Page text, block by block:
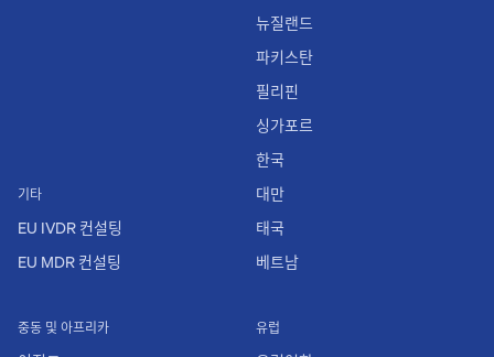
기타
EU IVDR 컨설팅
EU MDR 컨설팅
유럽
중동 및 아프리카
뉴질랜드
파키스탄
필리핀
싱가포르
한국
대만
태국
베트남